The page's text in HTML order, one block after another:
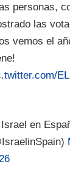
personas,
las
vemos el
en